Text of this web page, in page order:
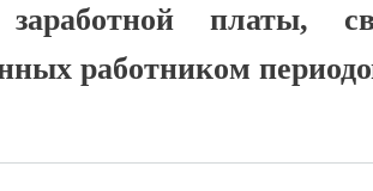
заработной платы,
работником